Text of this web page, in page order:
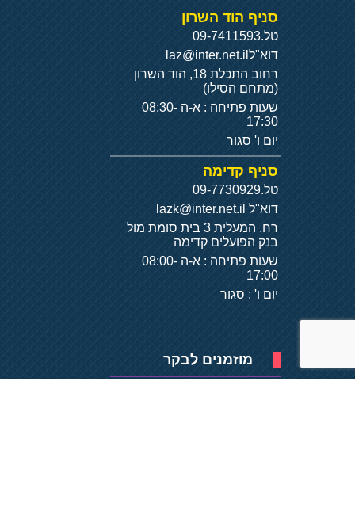
סניף הוד השרון
טל.09-7411593
דוא"ל laz@inter.net.il
רחוב התכלת 18, הוד השרון
(מתחם הסילו)
שעות פתיחה : א-ה 08:30-
17:30
יום ו' סגור
סניף קדימה
טל.09-7730929
דוא"ל
רח. המעלית 3 בית סומת מול
בנק הפועלים קדימה
שעות פתיחה : א-ה 08:00-
17:00
יום ו' : סגור
מוזמנים לבקר